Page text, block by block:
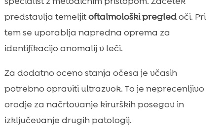
predstavlja temeljitoftalmološki pregledoči. Pri
tem se uporablja napredna oprema za
identifikacijo anomalij v leči.
Za dodatno oceno stanja očesa je včasih
potrebno opraviti ultrazvok. To je neprecenljivo
orodje za načrtovanje kirurških posegov in
izključevanje drugih patologij.